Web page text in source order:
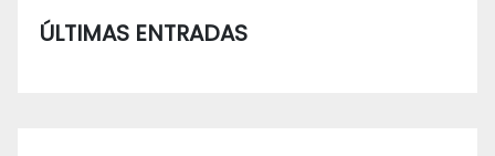
ÚLTIMAS ENTRADAS